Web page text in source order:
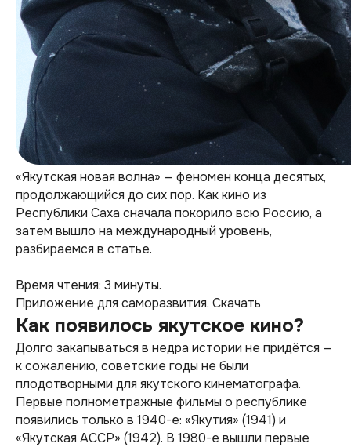
«Якутская новая волна» — феномен конца десятых,
продолжающийся до сих пор. Как кино из
Республики Саха сначала покорило всю Россию, а
затем вышло на международный уровень,
разбираемся в статье.
Время чтения: 3 минуты.
Приложение для саморазвития. Скачать
Как появилось якутское кино?
Долго закапываться в недра истории не придётся —
к сожалению, советские годы не были
плодотворными для якутского кинематографа.
Первые полнометражные фильмы о республике
появились только в 1940-е: «Якутия» (1941) и
«Якутская АССР» (1942). В 1980-е вышли первые